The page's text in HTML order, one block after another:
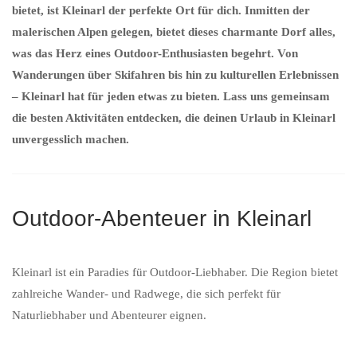
bietet, ist Kleinarl der perfekte Ort für dich. Inmitten der
malerischen Alpen gelegen, bietet dieses charmante Dorf alles,
was das Herz eines Outdoor-Enthusiasten begehrt. Von
Wanderungen über Skifahren bis hin zu kulturellen Erlebnissen
– Kleinarl hat für jeden etwas zu bieten. Lass uns gemeinsam
die besten Aktivitäten entdecken, die deinen Urlaub in Kleinarl
unvergesslich machen.
Outdoor-Abenteuer in Kleinarl
Kleinarl ist ein Paradies für Outdoor-Liebhaber. Die Region bietet
zahlreiche Wander- und Radwege, die sich perfekt für
Naturliebhaber und Abenteurer eignen.